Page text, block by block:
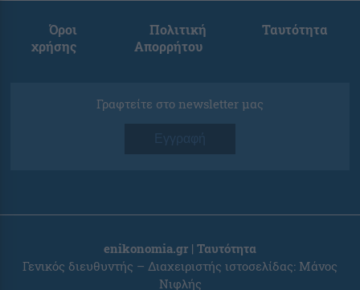
Όροι
χρήσης
Πολιτική
Απορρήτου
Ταυτότητα
Γραφτείτε στο newsletter μας
Εγγραφή
enikonomia.gr | Ταυτότητα
Γενικός διευθυντής – Διαχειριστής ιστοσελίδας: Μάνος
Νιφλής